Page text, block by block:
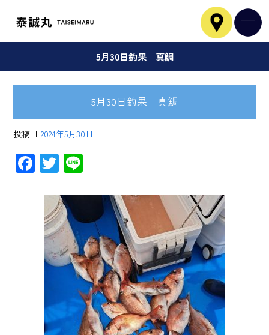
5月30日釣果 真鯛
5月30日釣果 真鯛
投稿日 2024年5月30日
F
e
b
o
ok
T
tt
er